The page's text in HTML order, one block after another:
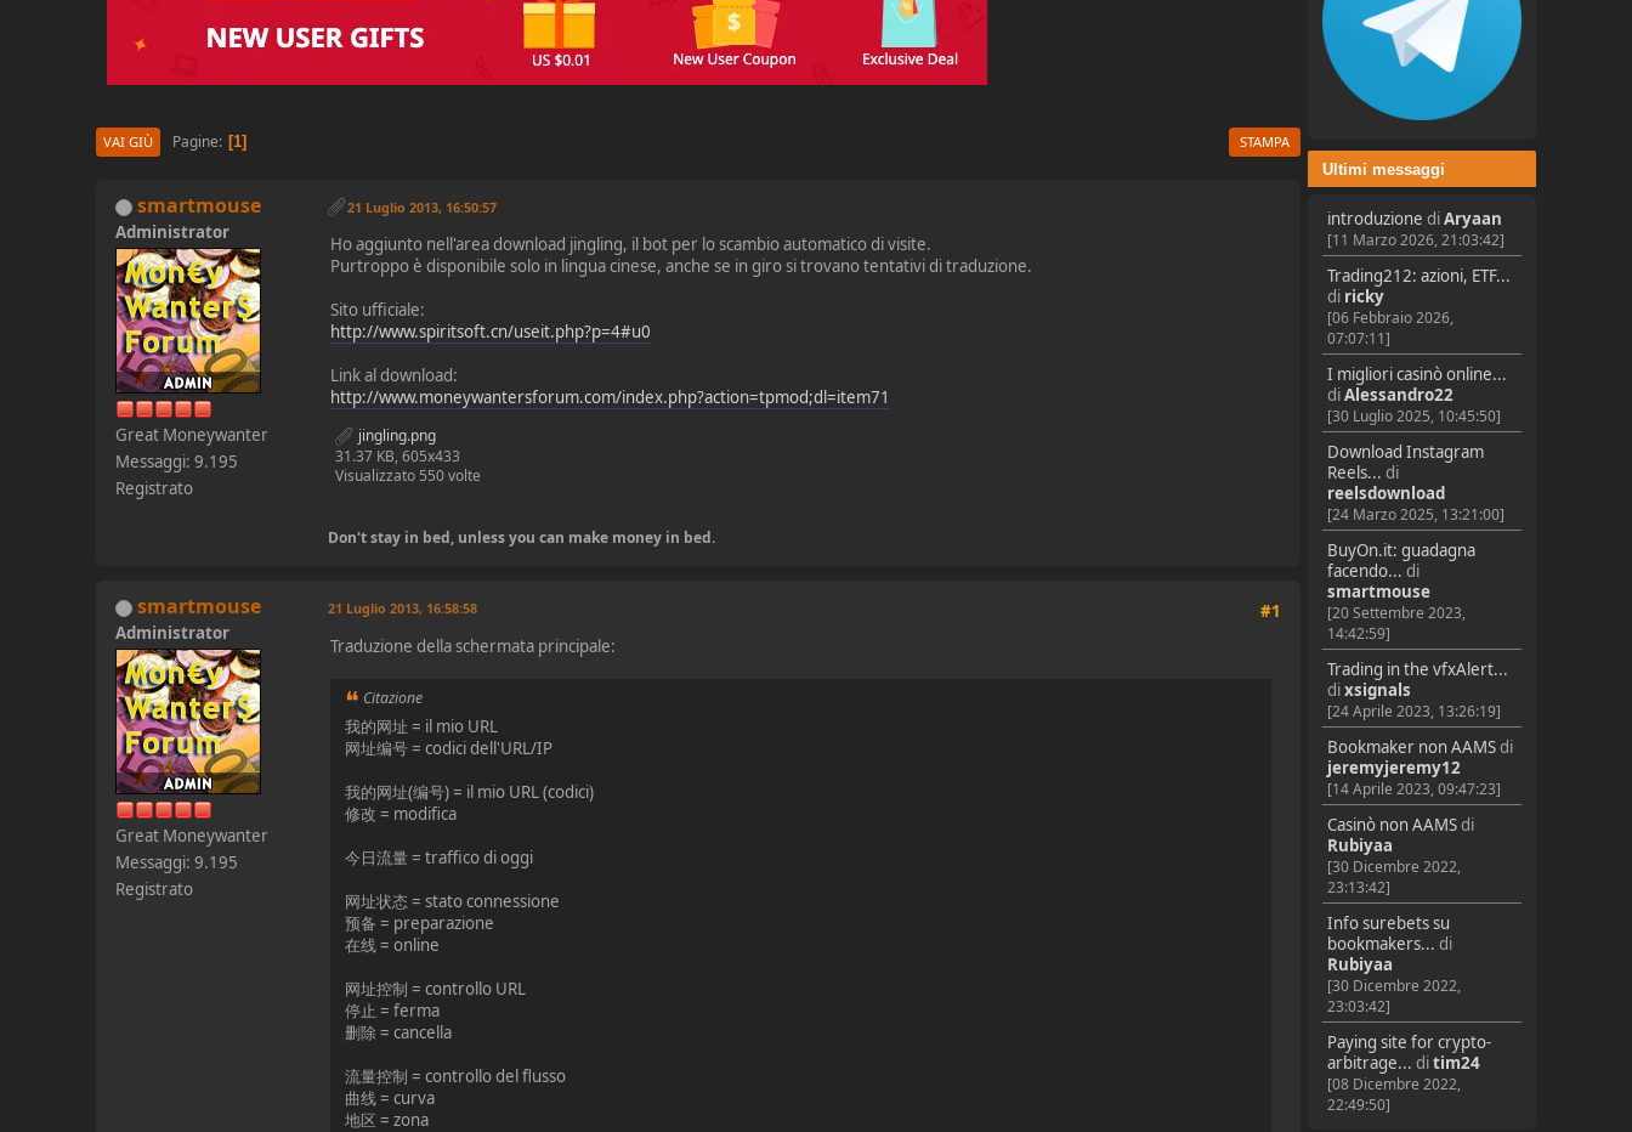
Ultimi messaggi
introduzione diAryaan
[11 Marzo 2026, 21:03:42]
Trading212: azioni, ETF...
di ricky
[06 Febbraio 2026,
07:07:11]
I migliori casinò online...
diAlessandro22
[30 Luglio 2025, 10:45:50]
Download Instagram
Reels... di
reelsdownload
[24 Marzo 2025, 13:21:00]
BuyOn.it: guadagna
facendo... di
smartmouse
[20 Settembre 2023,
14:42:59]
Trading in the vfxAlert...
dixsignals
[24 Aprile 2023, 13:26:19]
Bookmaker non AAMSdi
jeremyjeremy12
[14 Aprile 2023, 09:47:23]
Casinò non AAMSdi
Rubiyaa
[30 Dicembre 2022,
23:13:42]
Info surebets su
bookmakers... di
Rubiyaa
[30 Dicembre 2022,
23:03:42]
Paying site for crypto-
arbitrage... ditim24
[08 Dicembre 2022,
22:49:50]
STAMPA
VAI GIÙ Pagine 1
smartmouse
Administrator
Great Moneywanter
Messaggi: 9.195
Registrato
21 Luglio 2013, 16:50:57
Ho aggiunto nell'area download jingling, il bot per lo scambio automatico di visite.
Purtroppo è disponibile solo in lingua cinese, anche se in giro si trovano tentativi di traduzione.
Sito ufficiale:
http://www.spiritsoft.cn/useit.php?p=4#u0
Link al download:
http://www.moneywantersforum.com/index.php?action=tpmod;dl=item71
jingling.png
31.37 KB, 605x433
Visualizzato 550 volte
Don't stay in bed, unless you can make money in bed.
smartmouse
Administrator
Great Moneywanter
Messaggi: 9.195
Registrato
#1
21 Luglio 2013, 16:58:58
Traduzione della schermata principale:
Citazione
我的网址 = il mio URL
网址编号 = codici dell'URL/IP
我的网址(编号) = il mio URL (codici)
修改 = modifica
今日流量 = traffico di oggi
网址状态 = stato connessione
预备 = preparazione
在线 = online
网址控制 = controllo URL
停止 = ferma
删除 = cancella
流量控制 = controllo del flusso
曲线 = curva
地区 = zona